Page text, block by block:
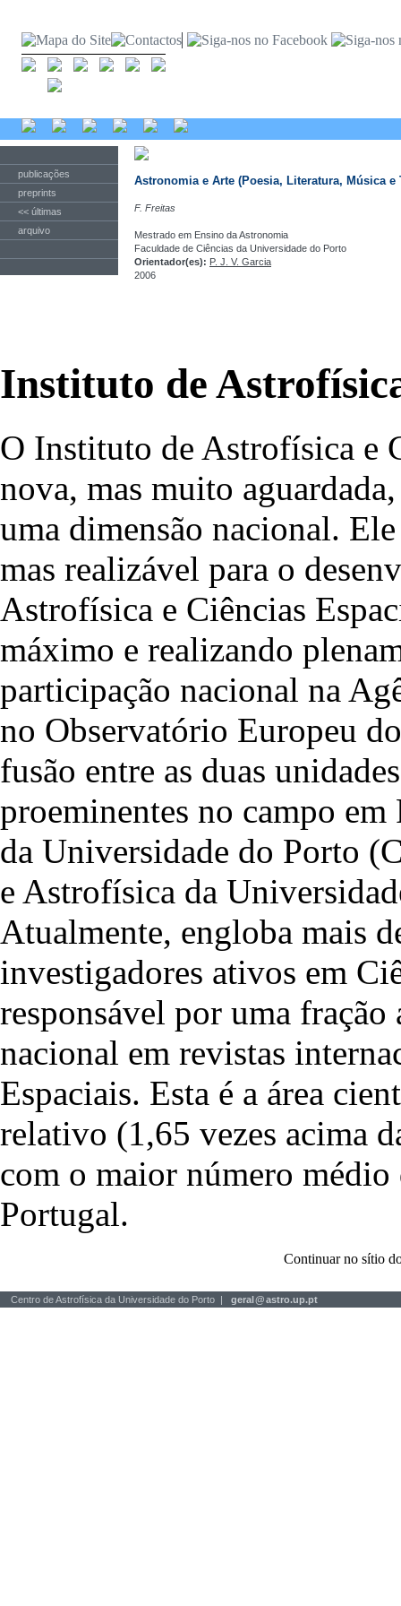
publicações
preprints
<< últimas
arquivo
Astronomia e Arte (Poesia, Literatura, Música e
F. Freitas
Mestrado em Ensino da Astronomia
Faculdade de Ciências da Universidade do Porto
Orientador(es): P. J. V. Garcia
2006
Instituto de
O Instituto de Astrofísica e
nova, mas muito
uma dimensão nacional.
mas realizável para o
Astrofísica e Ciências
máximo e realizando
participação nacional na
no Observatório Europeu
fusão entre as duas
proeminentes no campo
da Universidade do Porto
e Astrofísica da
Atualmente, engloba mais
investigadores ativos em
responsável por uma
nacional em revistas
Espaciais. Esta é a área
relativo (1,65 vezes acima
com o maior número
Portugal.
Continuar no sítio
Centro de Astrofísica da Universidade do Porto | geral@astro.up.pt